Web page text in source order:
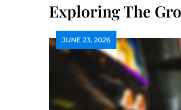
Exploring The
JUNE 23, 2026